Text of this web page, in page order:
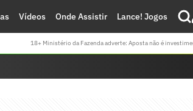
Vídeos Onde Assistir Lance! Jogos
18+ Ministério da Fazenda adverte: Aposta não é